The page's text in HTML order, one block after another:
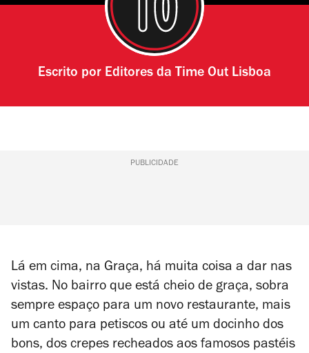
Escrito por Editores da Time Out Lisboa
PUBLICIDADE
Lá em cima, na Graça, há muita coisa a dar nas
vistas. No bairro que está cheio de graça, sobra
sempre espaço para um novo restaurante, mais
um canto para petiscos ou até um docinho dos
bons, dos crepes recheados aos famosos pastéis